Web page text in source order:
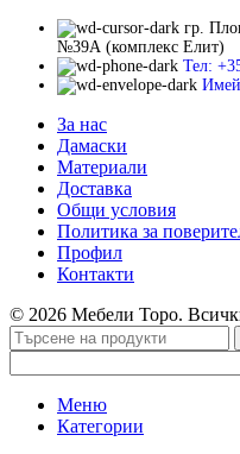
гр.
№39А (комплекс Елит)
Тел:
За нас
Дамаски
Материали
Доставка
Общи условия
Политика за
Профил
Контакти
© 2026 Мебели Торо.
Меню
Категории